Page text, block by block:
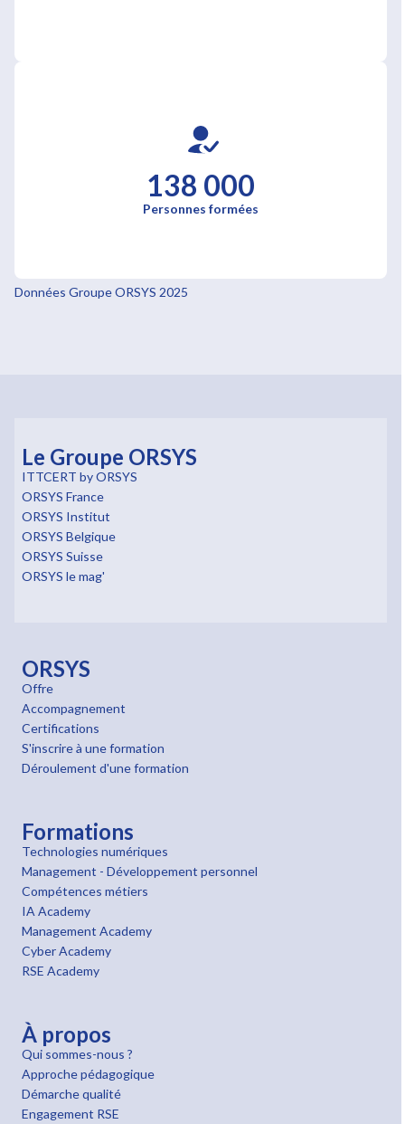
138 000
Personnes formées
Données Groupe ORSYS 2025
Le Groupe ORSYS
ITTCERT by ORSYS
ORSYS France
ORSYS Institut
ORSYS Belgique
ORSYS Suisse
ORSYS le mag'
ORSYS
Offre
Accompagnement
Certifications
S'inscrire à une formation
Déroulement d'une formation
Formations
Technologies numériques
Management - Développement personnel
Compétences métiers
IA Academy
Management Academy
Cyber Academy
RSE Academy
À propos
Qui sommes-nous ?
Approche pédagogique
Démarche qualité
Engagement RSE